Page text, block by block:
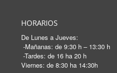
HORARIOS
De Lunes a Jueves:
-Mañanas: de 9:30 h – 13:30 h
-Tardes: de 16 ha 20 h
Viernes: de 8:30 ha 14:30h